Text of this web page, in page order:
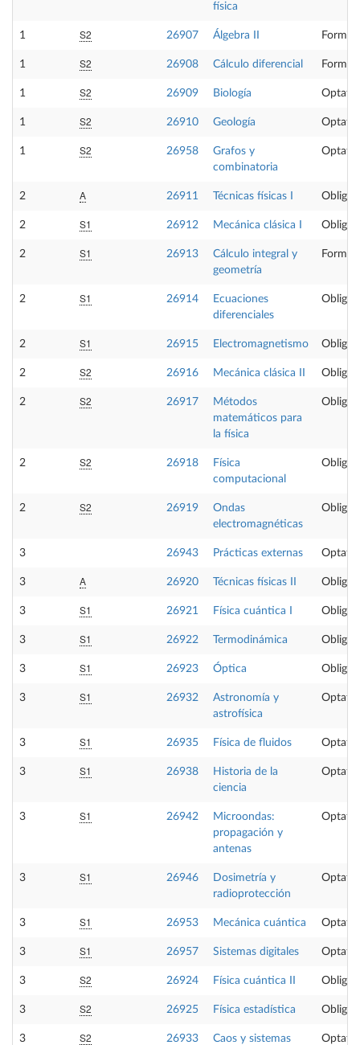
física
1 S2 26907 Álgebra II
1 S2 26908 Cálculo diferencial
1 S2 26909 Biología
1 S2 26910 Geología
1 S2 26958
Grafos y
combinatoria
2 A 26911 Técnicas físicas I
2 S1 26912 Mecánica clásica I
2 S1 26913
Cálculo integral y
geometría
2 S1 26914
Ecuaciones
diferenciales
2 S1 26915 Electromagnetismo
2 S2 26916 Mecánica clásica II
2 S2 26917
Métodos
matemáticos para
la física
2 S2 26918
Física
computacional
2 S2 26919
Ondas
electromagnéticas
3 26943 Prácticas externas
3 A 26920 Técnicas físicas II
3 S1 26921 Física cuántica I
3 S1 26922 Termodinámica
3 S1 26923 Óptica
3 S1 26932
Astronomía y
astrofísica
3 S1 26935 Física de fluidos
3 S1 26938
Historia de la
ciencia
3 S1 26942
Microondas:
propagación y
antenas
3 S1 26946
Dosimetría y
radioprotección
3 S1 26953 Mecánica cuántica
3 S1 26957 Sistemas digitales
3 S2 26924 Física cuántica II
3 S2 26925 Física estadística
3 S2 26933 Caos y sistemas